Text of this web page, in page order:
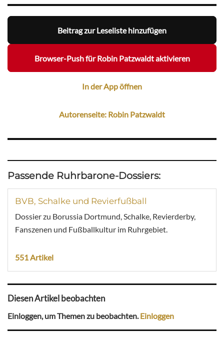
Beitrag zur Leseliste hinzufügen
Browser-Push für Robin Patzwaldt aktivieren
In der App öffnen
Autorenseite: Robin Patzwaldt
Passende Ruhrbarone-Dossiers:
BVB, Schalke und Revierfußball
Dossier zu Borussia Dortmund, Schalke, Revierderby,
Fanszenen und Fußballkultur im Ruhrgebiet.
551 Artikel
Diesen Artikel beobachten
Einloggen, um Themen zu beobachten.Einloggen